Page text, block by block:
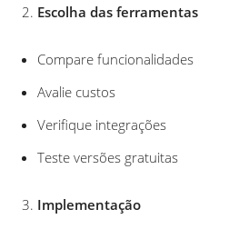
Escolha das ferramentas
Compare funcionalidades
Avalie custos
Verifique integrações
Teste versões gratuitas
Implementação